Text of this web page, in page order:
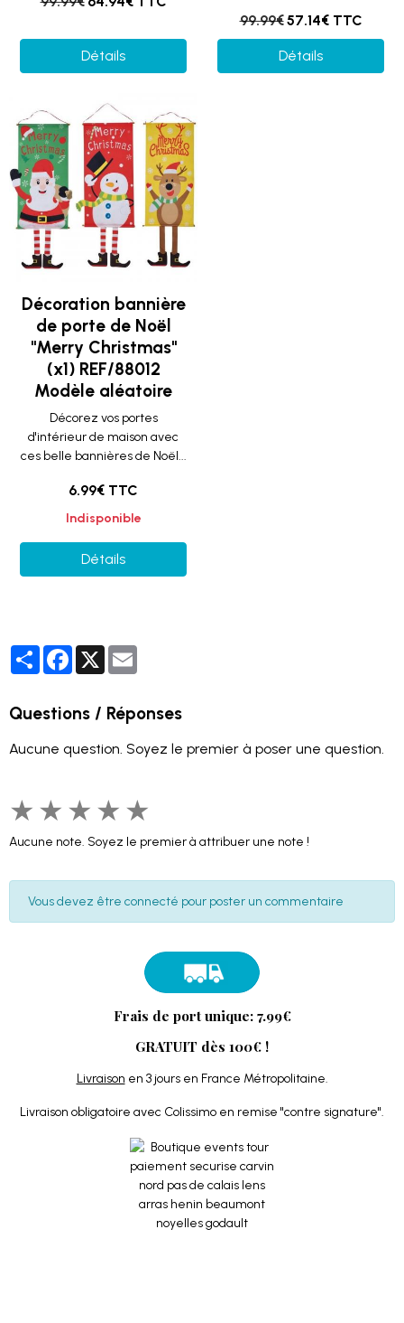
Détails
99.99€57.14€ TTC
Détails
Décoration bannière
de porte de Noël
"Merry Christmas"
(x1) REF/88012
Modèle aléatoire
Décorez vos portes
d'intérieur de maison avec
ces belle bannières de Noël...
6.99€ TTC
Indisponible
Détails
PartagerFacebook
X
Questions / Réponses
Aucune question. Soyez le premier à poser une question.
★ ★ ★ ★ ★
Aucune note. Soyez le premier à attribuer une note !
Vous devez être connecté pour poster un commentaire
Frais de port unique: 7.99€
GRATUIT dès 100€ !
Livraison en 3 jours en France Métropolitaine.
Livraison obligatoire avec Colissimo en remise "contre signature".